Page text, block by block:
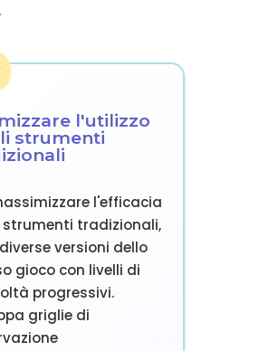
l'utilizzo
strumenti
l'efficacia
strumenti tradizionali,
versioni dello
gioco con livelli di
progressivi.
griglie di